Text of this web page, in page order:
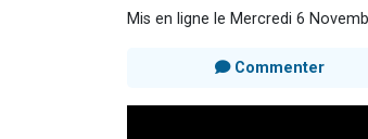
Mis en ligne le Mercredi 6
Commenter